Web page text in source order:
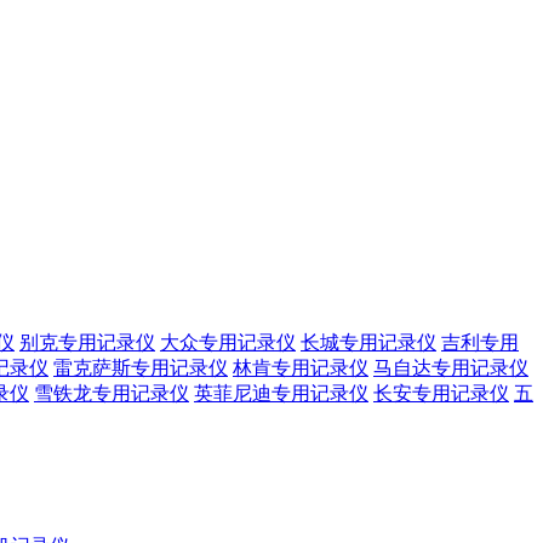
别克专用记录仪 大众专用记录仪 长城专用记录仪 吉利专用
录仪 雷克萨斯专用记录仪 林肯专用记录仪 马自达专用记录仪
仪 雪铁龙专用记录仪 英菲尼迪专用记录仪 长安专用记录仪 五